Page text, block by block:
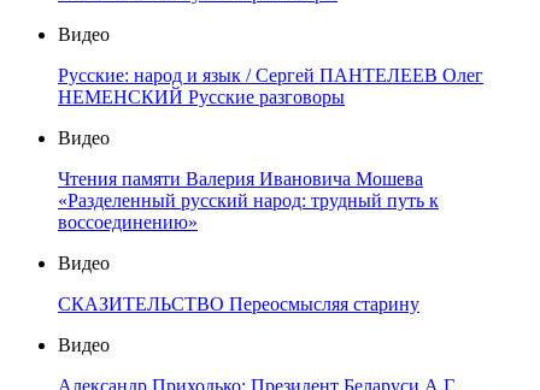
Видео
Русские: народ и язык / Сергей ПАНТЕЛЕЕВ Олег
НЕМЕНСКИЙ Русские разговоры
Видео
Чтения памяти Валерия Ивановича Мошева
«Разделенный русский народ: трудный путь к
воссоединению»
Видео
СКАЗИТЕЛЬСТВО Переосмысляя старину
Видео